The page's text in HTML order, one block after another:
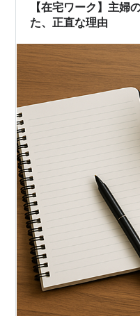
【在宅ワーク】主婦
た、正直な理由